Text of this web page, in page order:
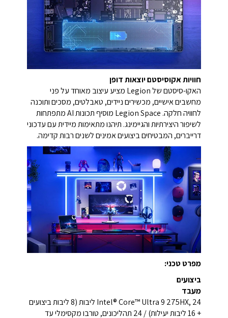
חוויות אקוסיסטם יוצאות דופן
האקו-סיסטם של Legion מציע עיצוב מאוחד על פני
מחשבים אישיים, מכשירים ניידים, טאבלטים, מסכים ותוכנה
לחוויה חלקה. Legion Space מוסיף תכונות AI מתפתחות
לשיפור היצירתיות והגיימינג. תיהנו מתאימות מיידית עם עדכוני
דרייברים, המבטיחים ביצועים אמינים לשנים רבות קדימה.
מפרט טכני:
ביצועים
מעבד
Intel® Core™ Ultra 9 275HX, 24 ליבות (8 ליבות ביצועים
+ 16 ליבות יעילות) / 24 תהליכונים, טורבו מקסימלי עד